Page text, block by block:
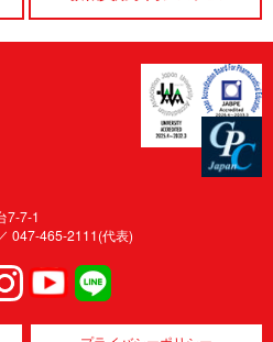
7-7-1
047-465-2111(代表)